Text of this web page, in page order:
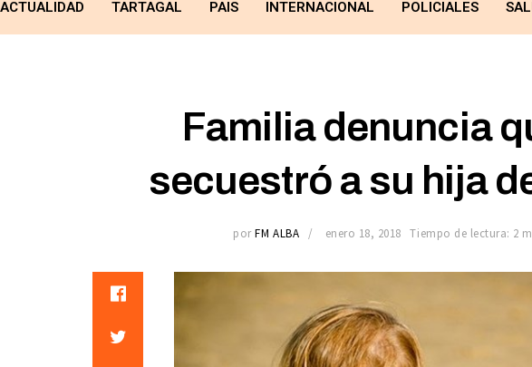
ACTUALIDAD TARTAGAL PAIS INTERNACIONAL POLICIALES
Familia denuncia
secuestró a su hija
por FM ALBA enero 18, 2018 Tiempo de lectura: 2